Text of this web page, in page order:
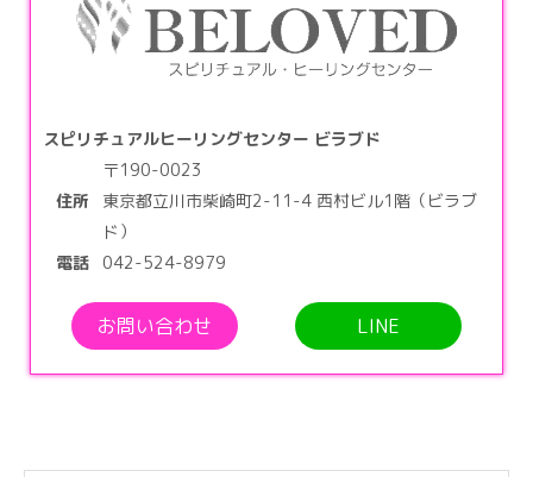
スピリチュアルヒーリングセンター ビラブド
住所
〒190-0023
東京都立川市柴崎町2-11-4 西村ビル1階（ビラブ
ド）
電話
042-524-8979
お問い合わせ LINE